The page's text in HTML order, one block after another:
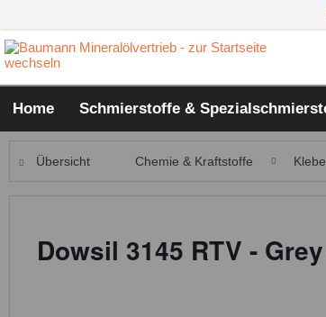
Home Schmierstoffe &
Übersicht Chemie & Kraftstoffe
Dowsil 3145 RTV -